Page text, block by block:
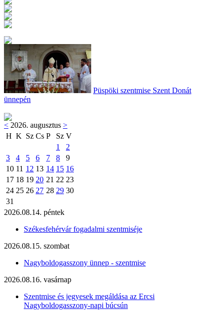
Püspöki szentmise Szent Donát
ünnepén
< 2026. augusztus >
H K Sz Cs P Sz V
1
2
3
4 5 6 7 8
9
10 11 12 13 14 15 16
17 18 19 20 21 22 23
24 25 26 27 28 29 30
31
2026.08.14. péntek
Székesfehérvár fogadalmi szentmiséje
2026.08.15. szombat
Nagyboldogasszony ünnep - szentmise
2026.08.16. vasárnap
Szentmise és jegyesek megáldása az Ercsi
Nagyboldogasszony-napi búcsún